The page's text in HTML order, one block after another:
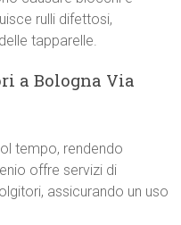
rulli difettosi,
tapparelle.
a Bologna Via
tempo, rendendo
offre servizi di
assicurando un uso